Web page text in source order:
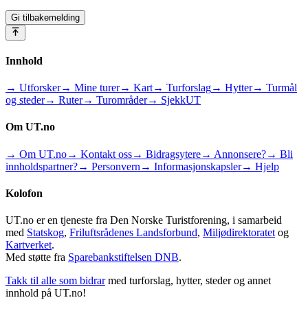
Gi tilbakemelding
Innhold
→ Utforsker→ Mine turer→ Kart→ Turforslag→ Hytter→ Turmål
og steder→ Ruter→ Turområder→ SjekkUT
Om UT.no
→ Om UT.no→ Kontakt oss→ Bidragsytere→ Annonsere?→ Bli
innholdspartner?→ Personvern → Informasjonskapsler→ Hjelp
Kolofon
UT.no er en tjeneste fra Den Norske Turistforening, i samarbeid
med Statskog, Friluftsrådenes Landsforbund, Miljødirektoratet og
Kartverket.
Med støtte fra Sparebankstiftelsen DNB.
Takk til alle som bidrar med turforslag, hytter, steder og annet
innhold på UT.no!